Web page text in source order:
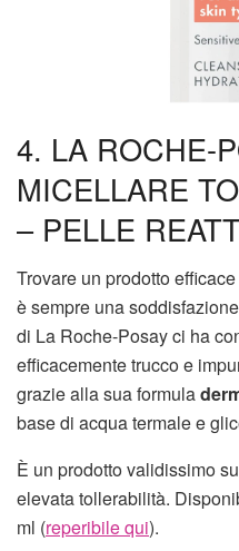
4. LA ROCHE-
MICELLARE
– PELLE
Trovare un prodotto
è sempre una
di La Roche-Posay ci ha
efficacemente trucco e
grazie alla sua formula
base di acqua termale e
È un prodotto validissimo
elevata tollerabilità.
ml (reperibile qui).